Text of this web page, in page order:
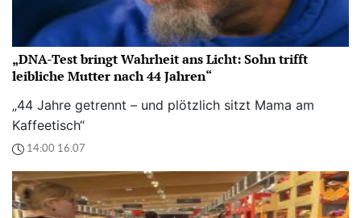
„DNA-Test bringt Wahrheit ans Licht: Sohn trifft
leibliche Mutter nach 44 Jahren“
„44 Jahre getrennt – und plötzlich sitzt Mama am
Kaffeetisch“
14:00 16.07